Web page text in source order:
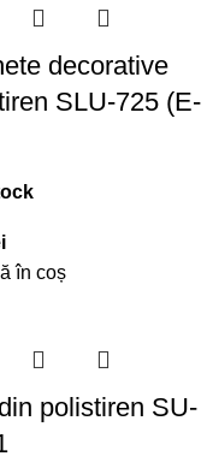
decorative
SLU-725 (E-
în coș
polistiren SU-